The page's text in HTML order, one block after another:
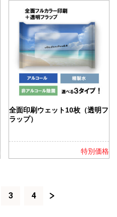
全面印刷ウェット10枚（透明フ
ラップ）
特別価格
3 4